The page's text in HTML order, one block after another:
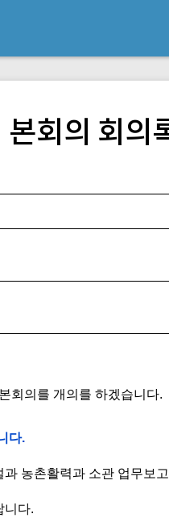
본회의 회의
회의를 개의를 하겠습니다.
다.
농촌활력과 소관 업무보
니다.